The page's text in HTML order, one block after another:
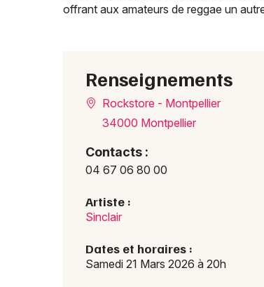
offrant aux amateurs de reggae un
Renseignements
Rockstore - Montpellier
34000 Montpellier
Contacts :
04 67 06 80 00
Artiste :
Sinclair
Dates et horaires :
Samedi 21 Mars 2026 à 20h